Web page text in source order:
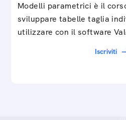
Modelli parametrici è il
sviluppare tabelle taglia
utilizzare con il software
Iscriviti